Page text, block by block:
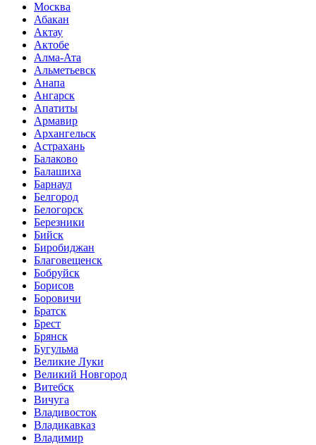
Москва
Абакан
Актау
Актобе
Алма-Ата
Альметьевск
Анапа
Ангарск
Апатиты
Армавир
Архангельск
Астрахань
Балаково
Балашиха
Барнаул
Белгород
Белогорск
Березники
Бийск
Биробиджан
Благовещенск
Бобруйск
Борисов
Боровичи
Братск
Брест
Брянск
Бугульма
Великие Луки
Великий Новгород
Витебск
Вичуга
Владивосток
Владикавказ
Владимир